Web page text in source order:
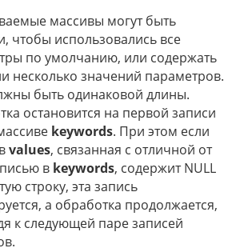
массивы могут быть
чтобы использовались все
по умолчанию, или содержать
несколько значений параметров.
быть одинаковой длины.
остановится на первой записи
keywords. При этом если
values, связанная с отличной от
в keywords, содержит NULL
строку, эта запись
а обработка продолжается,
к следующей паре записей